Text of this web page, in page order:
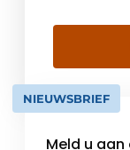
NIEUWSBRIEF
Meld u